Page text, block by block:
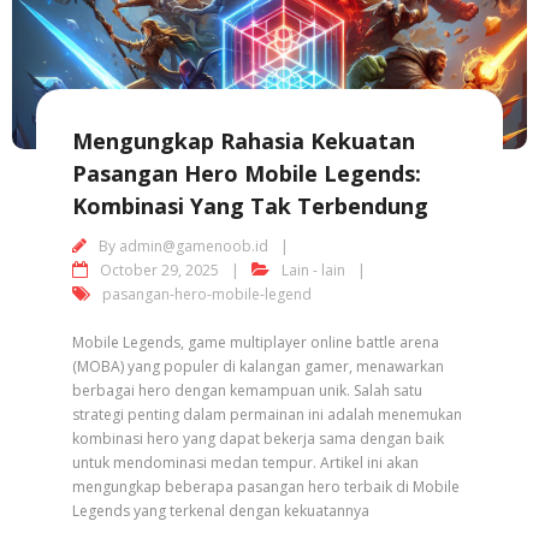
Mengungkap Rahasia Kekuatan
Pasangan Hero Mobile Legends:
Kombinasi Yang Tak Terbendung
By admin@gamenoob.id
October 29, 2025
Lain - lain
pasangan-hero-mobile-legend
Mobile Legends, game multiplayer online battle arena
(MOBA) yang populer di kalangan gamer, menawarkan
berbagai hero dengan kemampuan unik. Salah satu
strategi penting dalam permainan ini adalah menemukan
kombinasi hero yang dapat bekerja sama dengan baik
untuk mendominasi medan tempur. Artikel ini akan
mengungkap beberapa pasangan hero terbaik di Mobile
Legends yang terkenal dengan kekuatannya